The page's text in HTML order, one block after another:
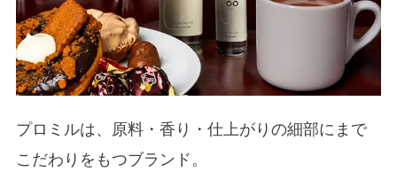
プロミルは、原料・香り・仕上がりの細部にまで
こだわりをもつブランド。